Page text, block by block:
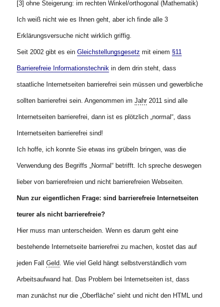
[3] ohne Steigerung: im rechten Winkel/orthogonal (Mathematik)
Ich weiß nicht wie es Ihnen geht, aber ich finde alle 3
Erklärungsversuche nicht wirklich griffig.
Seit 2002 gibt es einGleichstellungsgesetz mit einem §11
Barrierefreie Informationstechnik in dem drin steht, dass
staatliche Internetseiten barrierefrei sein müssen und gewerbliche
sollten barrierefrei sein. Angenommen imJahr2011 sind alle
Internetseiten barrierefrei, dann ist es plötzlich „normal“, dass
Internetseiten barrierefrei sind!
Ich hoffe, ich konnte Sie etwas ins grübeln bringen, was die
Verwendung des Begriffs „Normal“ betrifft. Ich spreche deswegen
lieber von barrierefreien und nicht barrierefreien Webseiten.
Nun zur eigentlichen Frage: sind barrierefreie Internetseiten
teurer als nicht barrierefreie?
Hier muss man unterscheiden. Wenn es darum geht eine
bestehende Internetseite barrierefrei zu machen, kostet das auf
jeden FallGeld . Wie viel Geld hängt selbstverständlich vom
Arbeitsaufwand hat. Das Problem bei Internetseiten ist, dass
man zunächst nur die „Oberfläche“ sieht und nicht den HTML und